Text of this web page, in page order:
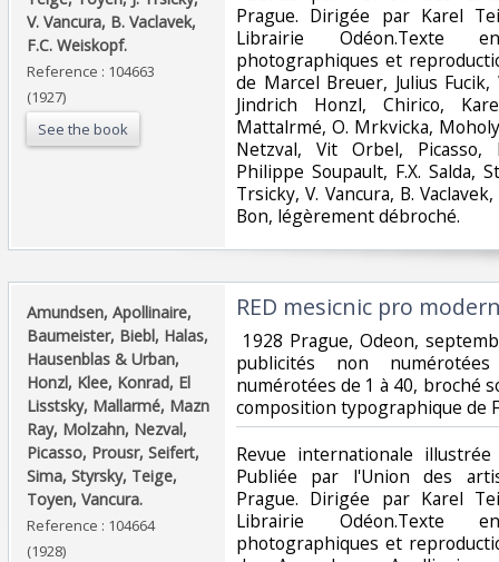
V. Vancura, B. Vaclavek,
F.C. Weiskopf.‎
Reference : 104663
(1927)
See the book
Prague. Dirigée par Karel
Librairie Odéon.Texte
photographiques et
de Marcel Breuer, Julius
Jindrich Honzl, Chirico,
Mattalrmé, O. Mrkvicka,
Netzval, Vit Orbel, Picasso,
Philippe Soupault, F.X. Salda,
Trsicky, V. Vancura, B.
Bon, légèrement débroché. ‎
‎Amundsen, Apollinaire,
Baumeister, Biebl, Halas,
Hausenblas & Urban,
Honzl, Klee, Konrad, El
Lisstsky, Mallarmé, Mazn
Ray, Molzahn, Nezval,
Picasso, Prousr, Seifert,
Sima, Styrsky, Teige,
Toyen, Vancura.‎
Reference : 104664
(1928)
‎RED mesicnic pro
1928 Prague, Odeon,
publicités non
numérotées de 1 à 40, broché
composition typographique de
‎Revue internationale
Publiée par l'Union des
Prague. Dirigée par Karel
Librairie Odéon.Texte
photographiques et